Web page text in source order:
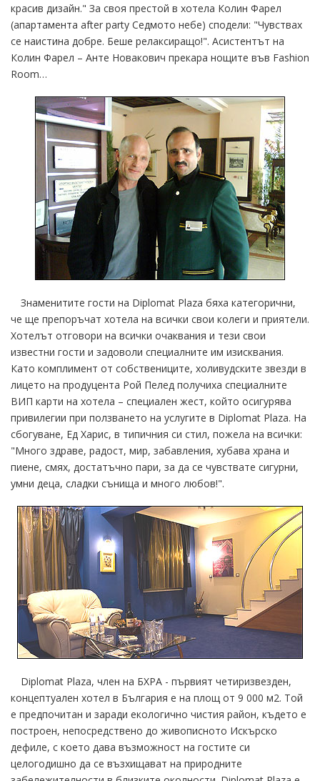
красив дизайн." За своя престой в хотела Колин Фарел
(апартамента after party Седмото небе) сподели: "Чувствах
се наистина добре. Беше релаксиращо!". Асистентът на
Колин Фарел – Анте Новакович прекара нощите във Fashion
Room…
Знаменитите гости на Diplomat Plazа бяха категорични,
че ще препоръчат хотела на всички свои колеги и приятели.
Хотелът отговори на всички очаквания и тези свои
известни гости и задоволи специалните им изисквания.
Като комплимент от собствениците, холивудските звезди в
лицето на продуцента Рой Пелед получиха специалните
ВИП карти на хотела – специален жест, който осигурява
привилегии при ползването на услугите в Diplomat Plazа. На
сбогуване, Ед Харис, в типичния си стил, пожела на всички:
"Много здраве, радост, мир, забавления, хубава храна и
пиене, смях, достатъчно пари, за да се чувствате сигурни,
умни деца, сладки сънища и много любов!".
Diplomat Plaza, член на БХРА - първият четиризвезден,
концептуален хотел в България е на площ от 9 000 м2. Той
е предпочитан и заради екологично чистия район, където е
построен, непосредствено до живописното Искърско
дефиле, с което дава възможност на гостите си
целогодишно да се възхищават на природните